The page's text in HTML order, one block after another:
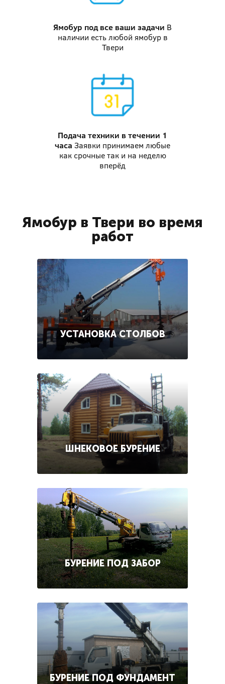
Ямобур под все ваши задачи В
наличии есть любой ямобур в
Твери
Подача техники в течении 1
часа Заявки принимаем любые
как срочные так и на неделю
вперёд
Ямобур в Твери во время
работ
УСТАНОВКА СТОЛБОВ
ШНЕКОВОЕ БУРЕНИЕ
БУРЕНИЕ ПОД ЗАБОР
БУРЕНИЕ ПОД ФУНДАМЕНТ